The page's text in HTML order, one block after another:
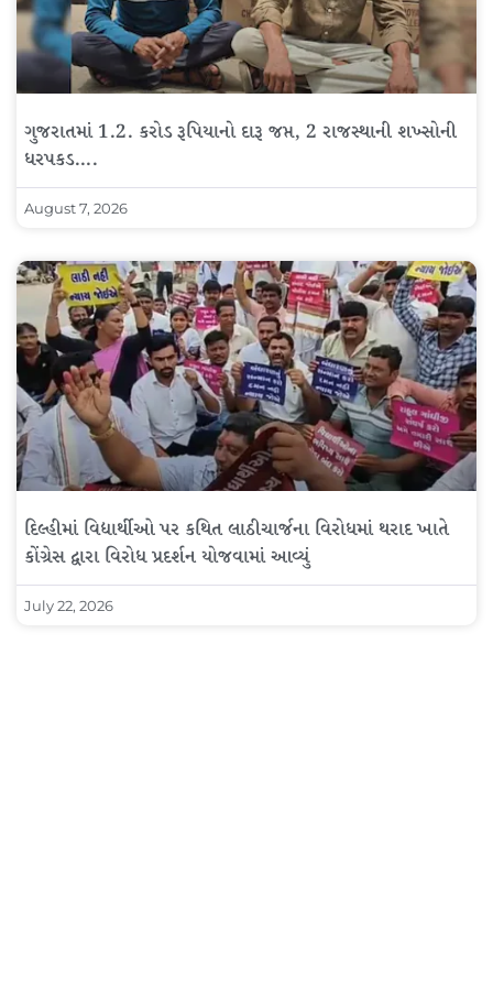
ગુજરાતમાં 1.2. કરોડ રૂપિયાનો દારૂ જપ્ત, 2 રાજસ્થાની શખ્સોની
ધરપકડ….
August 7, 2026
દિલ્હીમાં વિદ્યાર્થીઓ પર કથિત લાઠીચાર્જના વિરોધમાં થરાદ ખાતે
કોંગ્રેસ દ્વારા વિરોધ પ્રદર્શન યોજવામાં આવ્યું
July 22, 2026